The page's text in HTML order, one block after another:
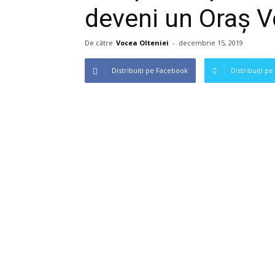
deveni un Oraș
De către Vocea Olteniei - decembrie 15, 2019
Distribuiți pe Facebook Distribuiți